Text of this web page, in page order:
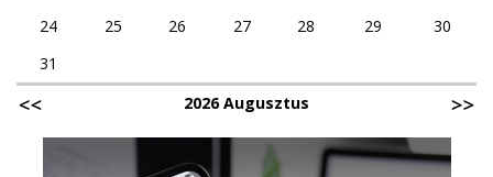
24
25 26 27 28 29
30
31
2026 Augusztus